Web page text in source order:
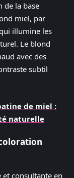
de la base
miel, par
illumine les
Le blond
avec des
subtil
de miel :
naturelle
et consultante en